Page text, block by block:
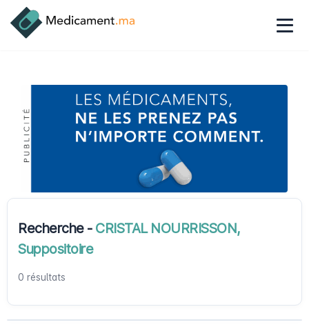
Recherche - CRISTAL NOURRISSON,
Suppositoire
0 résultats